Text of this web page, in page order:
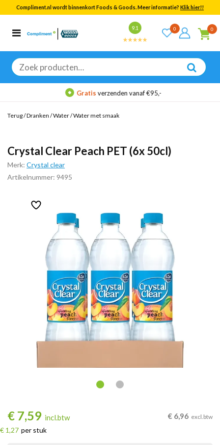
Compliment.nl wordt binnenkort Foods & Goods. Meer informatie? Klik hier!!
9.1 0 0
Zoeken
naar:
Categorieën
Bekijk alle resultaten
Gratisverzenden vanaf €95,-
Terug/Dranken /Water/Water met smaak
Crystal Clear Peach PET (6x 50cl)
Merk: Crystal clear
Artikelnummer: 9495
€ 7,59 incl.btw
€ 1,27 per stuk
€ 6,96 excl.btw